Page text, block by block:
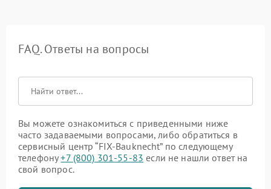
FAQ. Ответы на вопросы
Вы можете ознакомиться с приведенными ниже
часто задаваемыми вопросами, либо обратиться в
сервисный центр “FIX-Bauknecht” по следующему
телефону+7 (800) 301-55-83 если не нашли ответ на
свой вопрос.